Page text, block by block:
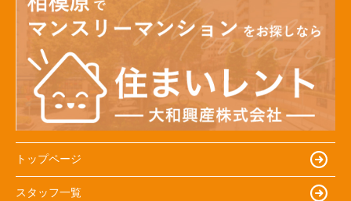
トップページ
スタッフ一覧